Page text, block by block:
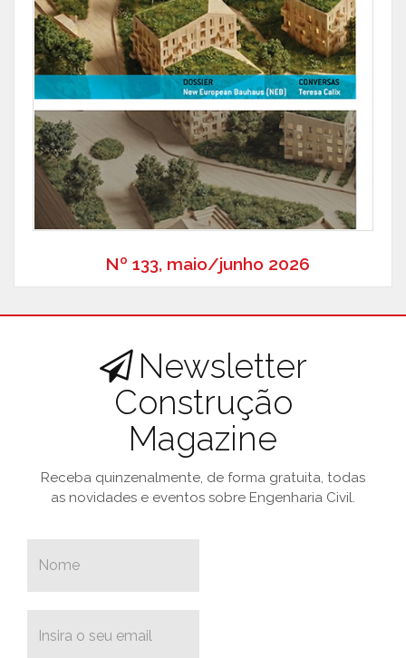
Nº 133, maio/junho 2026
Newsletter
Construção
Magazine
Receba quinzenalmente, de forma gratuita, todas
as novidades e eventos sobre Engenharia Civil.